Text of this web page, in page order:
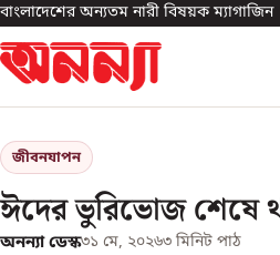
বাংলাদেশের অন্যতম নারী বিষয়ক ম্যাগাজিন
জীবনযাপন
ঈদের ভুরিভোজ শেষে
অনন্যা ডেস্ক৩১ মে, ২০২৬৩ মিনিট পাঠ